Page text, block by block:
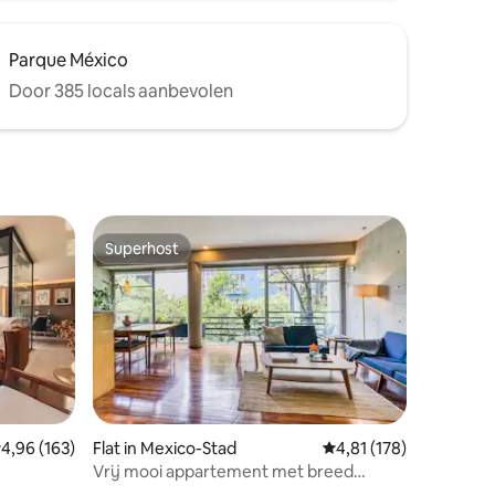
Parque México
Door 385 locals aanbevolen
beoordeling van 4,96 op 5, 163 recensies
4,96 (163)
Superhost
Superhost
Flat in Mexico-Stad Gemiddelde
4,81 (178)
Vrij mooi appartement met breed